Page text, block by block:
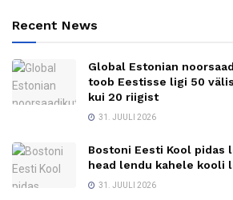
Recent News
Global Estonian
toob Eestisse ligi 50
kui 20 riigist
31. JUULI 2026
Bostoni Eesti Kool pidas
head lendu kahele kooli
31. JUULI 2026